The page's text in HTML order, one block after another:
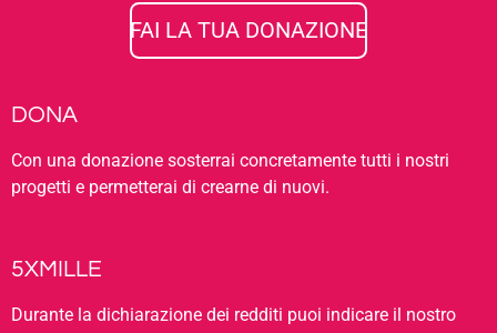
FAI LA TUA DONAZIONE
DONA
Con una donazione sosterrai concretamente tutti i nostri
progetti e permetterai di crearne di nuovi.
5XMILLE
Durante la dichiarazione dei redditi puoi indicare il nostro